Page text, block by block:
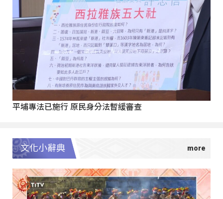
平埔專法已施行 原民身分法暫緩審查
文化小辭典